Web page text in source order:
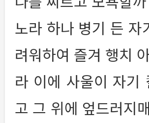
노라 하나 병기 든 자
려워하여 즐겨 행치
라 이에 사울이 자기
고 그 위에 엎드러지매